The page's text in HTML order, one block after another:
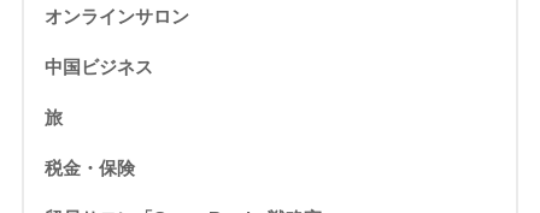
オンラインサロン
中国ビジネス
旅
税金・保険